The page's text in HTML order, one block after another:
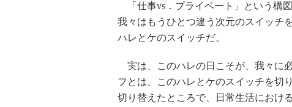
「仕事vs．プライベート」という構
我々はもうひとつ違う次元のスイッチ
ハレとケのスイッチだ。
実は、このハレの日こそが、我々に
フとは、このハレとケのスイッチを切
切り替えたところで、日常生活におけ